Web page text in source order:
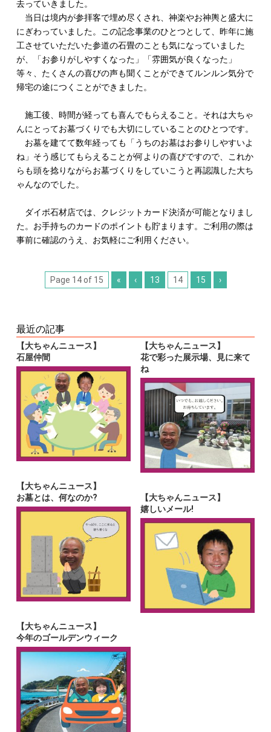
去っていきました。
当日は境内が参拝客で埋め尽くされ、神楽やお神輿と盛大に
にぎわっていました。この記念事業のひとつとして、昨年に施
工させていただいた参道の石畳のことも気になっていました
が、「お参りがしやすくなった」「雰囲気が良くなった」
等々、たくさんの喜びの声も聞くことができてルンルン気分で
帰宅の途につくことができました。
施工後、時間が経っても喜んでもらえること。それは大ちゃ
んにとってお墓づくりでも大切にしていることのひとつです。
お墓を建てて数年経っても「うちのお墓はお参りしやすいよ
ね」そう感じてもらえることが何よりの喜びですので、これか
らも頭を捻りながらお墓づくりをしていこうと再認識した大ち
ゃんなのでした。
ダイボ石材店では、クレジットカード決済が可能となりまし
た。お手持ちのカードのポイントも貯まります。ご利用の際は
事前に確認のうえ、お気軽にご利用ください。
Page 14 of 15 « ‹ 13 14 15 ›
最近の記事
【大ちゃんニュース】
石屋仲間
【大ちゃんニュース】
花で彩った展示場、見に来て
ね
【大ちゃんニュース】
お墓とは、何なのか?
【大ちゃんニュース】
嬉しいメール!
【大ちゃんニュース】
今年のゴールデンウィーク